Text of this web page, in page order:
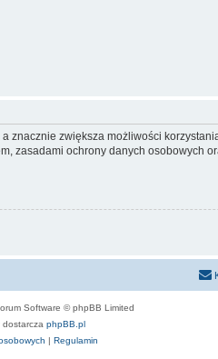
zwiększa możliwości
zasadami ochrony danych osobowych
Software © phpBB Limited
dostarcza phpBB.pl
| Regulamin